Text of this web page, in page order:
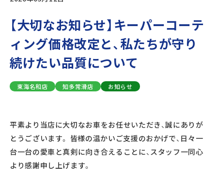
【大切なお知らせ】キーパーコーテ
ィング価格改定と、私たちが守り
続けたい品質について
東海名和店 知多常滑店 お知らせ
平素より当店に大切なお車をお任せいただき、誠にありが
とうございます。 皆様の温かいご支援のおかげで、日々一
台一台の愛車と真剣に向き合えることに、スタッフ一同心
より感謝申し上げます。